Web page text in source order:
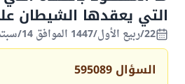
التي يعقدها الشيطان
22/ربيع الأول/1447 الموافق 14/سبتمبر/2025
السؤال 595089